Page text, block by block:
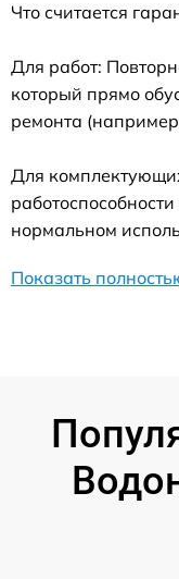
Что считается
Для работ:
который прямо
ремонта
Для
нормальном
Показать